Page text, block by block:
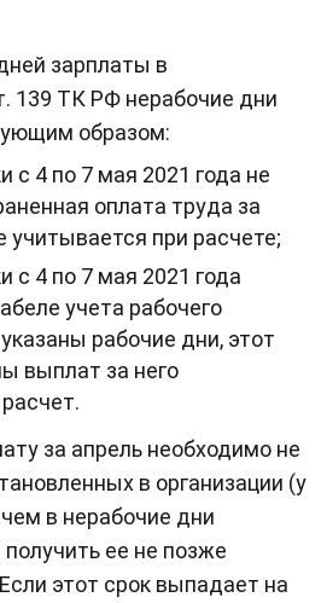
зарплаты в
139 ТК РФ нерабочие дни
образом:
с 4 по 7 мая 2021 года не
оплата труда за
учитывается при расчете;
с 4 по 7 мая 2021 года
учета рабочего
рабочие дни, этот
выплат за него
за апрель необходимо не
в организации (у
в нерабочие дни
ее не позже
этот срок выпадает на